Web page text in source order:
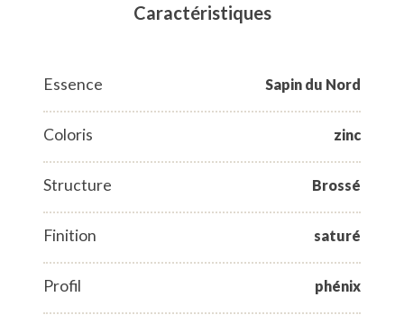
Caractéristiques
Essence Sapin du Nord
Coloris zinc
Structure Brossé
Finition saturé
Profil phénix